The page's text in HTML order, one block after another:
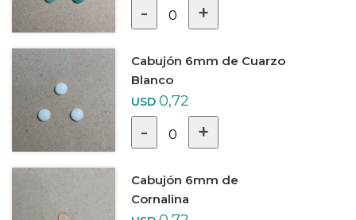
- 0 +
Cabujón 6mm de Cuarzo
Blanco
USD 0,72
- 0 +
Cabujón 6mm de
Cornalina